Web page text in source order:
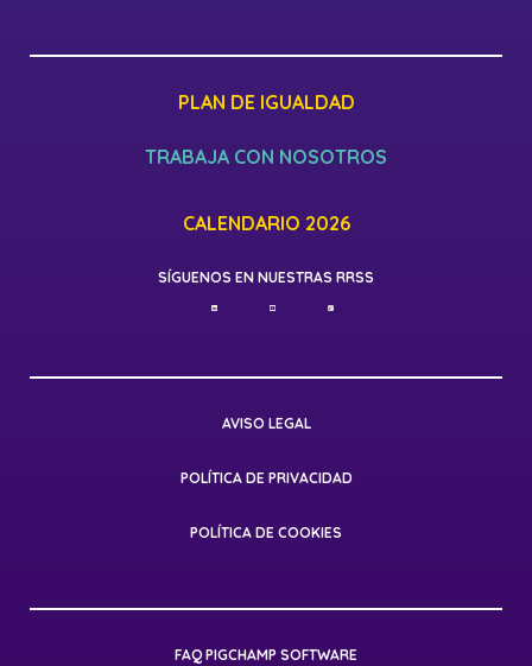
PLAN DE IGUALDAD
TRABAJA CON NOSOTROS
CALENDARIO 2026
SÍGUENOS EN NUESTRAS RRSS
AVISO LEGAL
POLÍTICA DE PRIVACIDAD
POLÍTICA DE COOKIES
FAQ PIGCHAMP SOFTWARE